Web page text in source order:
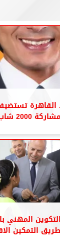
القاهرة
المهني
التمكين